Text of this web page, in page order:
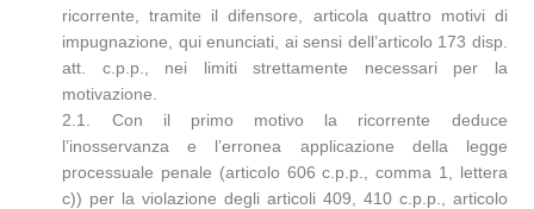
ricorrente, tramite il difensore, articola quattro motivi di
impugnazione, qui enunciati, ai sensi dell’articolo 173 disp.
att. c.p.p., nei limiti strettamente necessari per la
motivazione.
2.1. Con il primo motivo la ricorrente deduce
l’inosservanza e l’erronea applicazione della legge
processuale penale (articolo 606 c.p.p., comma 1, lettera
c)) per la violazione degli articoli 409, 410 c.p.p., articolo